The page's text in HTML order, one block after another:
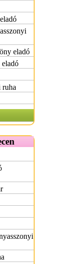
eladó
eladó
ruha